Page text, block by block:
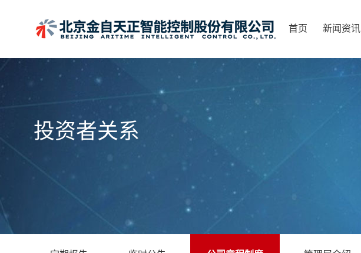
首页 新闻资讯
投资者关系